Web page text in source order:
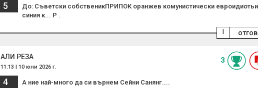
5
До: Съветски собственикПРИПОК оранжев комунистически
синия к... Р .
!
АЛИ РЕЗА
11:13 | 10 юни 2026 г.
3
4 А ние най-много да си върнем Сейни Санянг....